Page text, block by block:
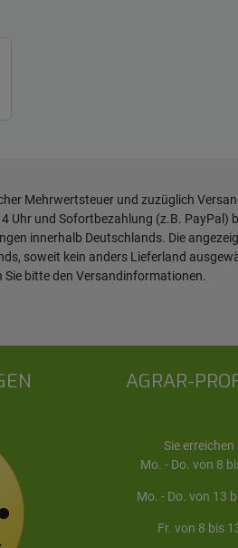
Mehrwertsteuer und zuzüglich
Uhr und Sofortbezahlung (z.B. PayPal)
innerhalb Deutschlands. Die
soweit kein anders Lieferland
bitte den Versandinformationen.
AGRAR-
Sie erreichen
Mo. - Do. von 8
Mo. - Do. von 13
Fr. von 8 bis